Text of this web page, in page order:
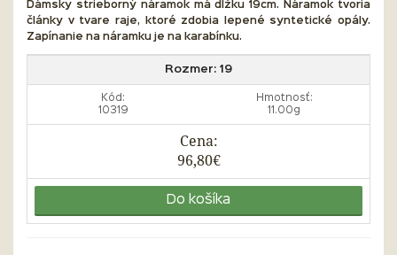
Dámsky strieborný náramok má dĺžku 19cm. Náramok tvoria
články v tvare raje, ktoré zdobia lepené syntetické opály.
Zapínanie na náramku je na karabínku.
Rozmer: 19
Kód:
10319
Hmotnosť:
11.00g
Cena:
96,80€
Do košíka